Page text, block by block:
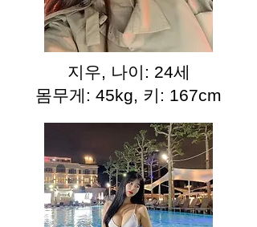
지우, 나이: 24세
몸무게: 45kg, 키: 167cm